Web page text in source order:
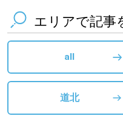
エリアで記事
all
道北